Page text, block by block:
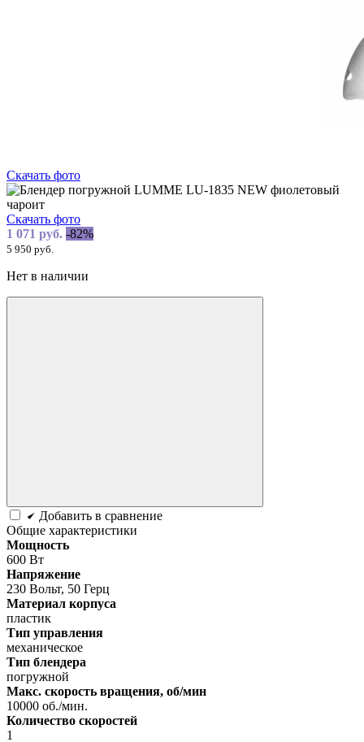
Скачать фото
Скачать фото
1 071 руб. -82%
5 950 руб.
Нет в наличии
Добавить в сравнение
Общие характеристики
Мощность
600 Вт
Напряжение
230 Вольт, 50 Герц
Материал корпуса
пластик
Тип управления
механическое
Тип блендера
погружной
Макс. скорость вращения, об/мин
10000 об./мин.
Количество скоростей
1